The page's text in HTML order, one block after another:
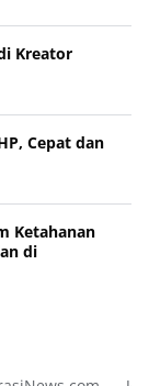
Kreator
Cepat dan
Ketahanan
di